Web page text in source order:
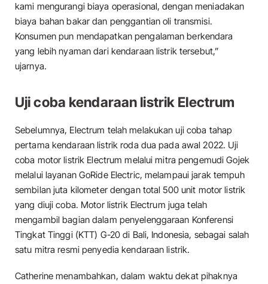
kami mengurangi biaya operasional, dengan meniadakan
biaya bahan bakar dan penggantian oli transmisi.
Konsumen pun mendapatkan pengalaman berkendara
yang lebih nyaman dari kendaraan listrik tersebut,”
ujarnya.
Uji coba kendaraan listrik Electrum
Sebelumnya, Electrum telah melakukan uji coba tahap
pertama kendaraan listrik roda dua pada awal 2022. Uji
coba motor listrik Electrum melalui mitra pengemudi Gojek
melalui layanan GoRide Electric, melampaui jarak tempuh
sembilan juta kilometer dengan total 500 unit motor listrik
yang diuji coba. Motor listrik Electrum juga telah
mengambil bagian dalam penyelenggaraan Konferensi
Tingkat Tinggi (KTT) G-20 di Bali, Indonesia, sebagai salah
satu mitra resmi penyedia kendaraan listrik.
Catherine menambahkan, dalam waktu dekat pihaknya